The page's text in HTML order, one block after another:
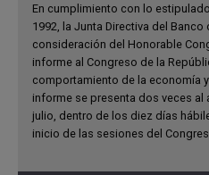
En cumplimiento con lo
1992, la Junta Directiva del
consideración del Honorable
informe al Congreso de la
comportamiento de la economía
informe se presenta dos veces al
julio, dentro de los diez días
inicio de las sesiones del